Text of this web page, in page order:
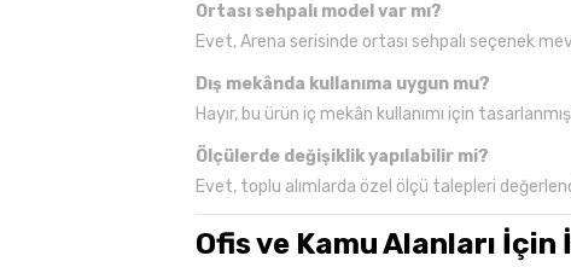
Ortası sehpalı model var mı?
Evet, Arena serisinde ortası sehpalı seçenek
Dış mekânda kullanıma uygun mu?
Hayır, bu ürün iç mekân kullanımı için
Ölçülerde değişiklik yapılabilir mi?
Evet, toplu alımlarda özel ölçü talepleri
Ofis ve Kamu Alanları